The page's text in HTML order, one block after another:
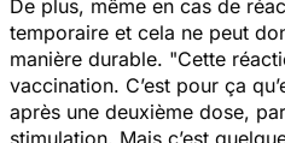
De plus, même en cas de
temporaire et cela ne peut
manière durable. "Cette
vaccination. C’est pour ça
après une deuxième dose,
stimulation. Mais c’est